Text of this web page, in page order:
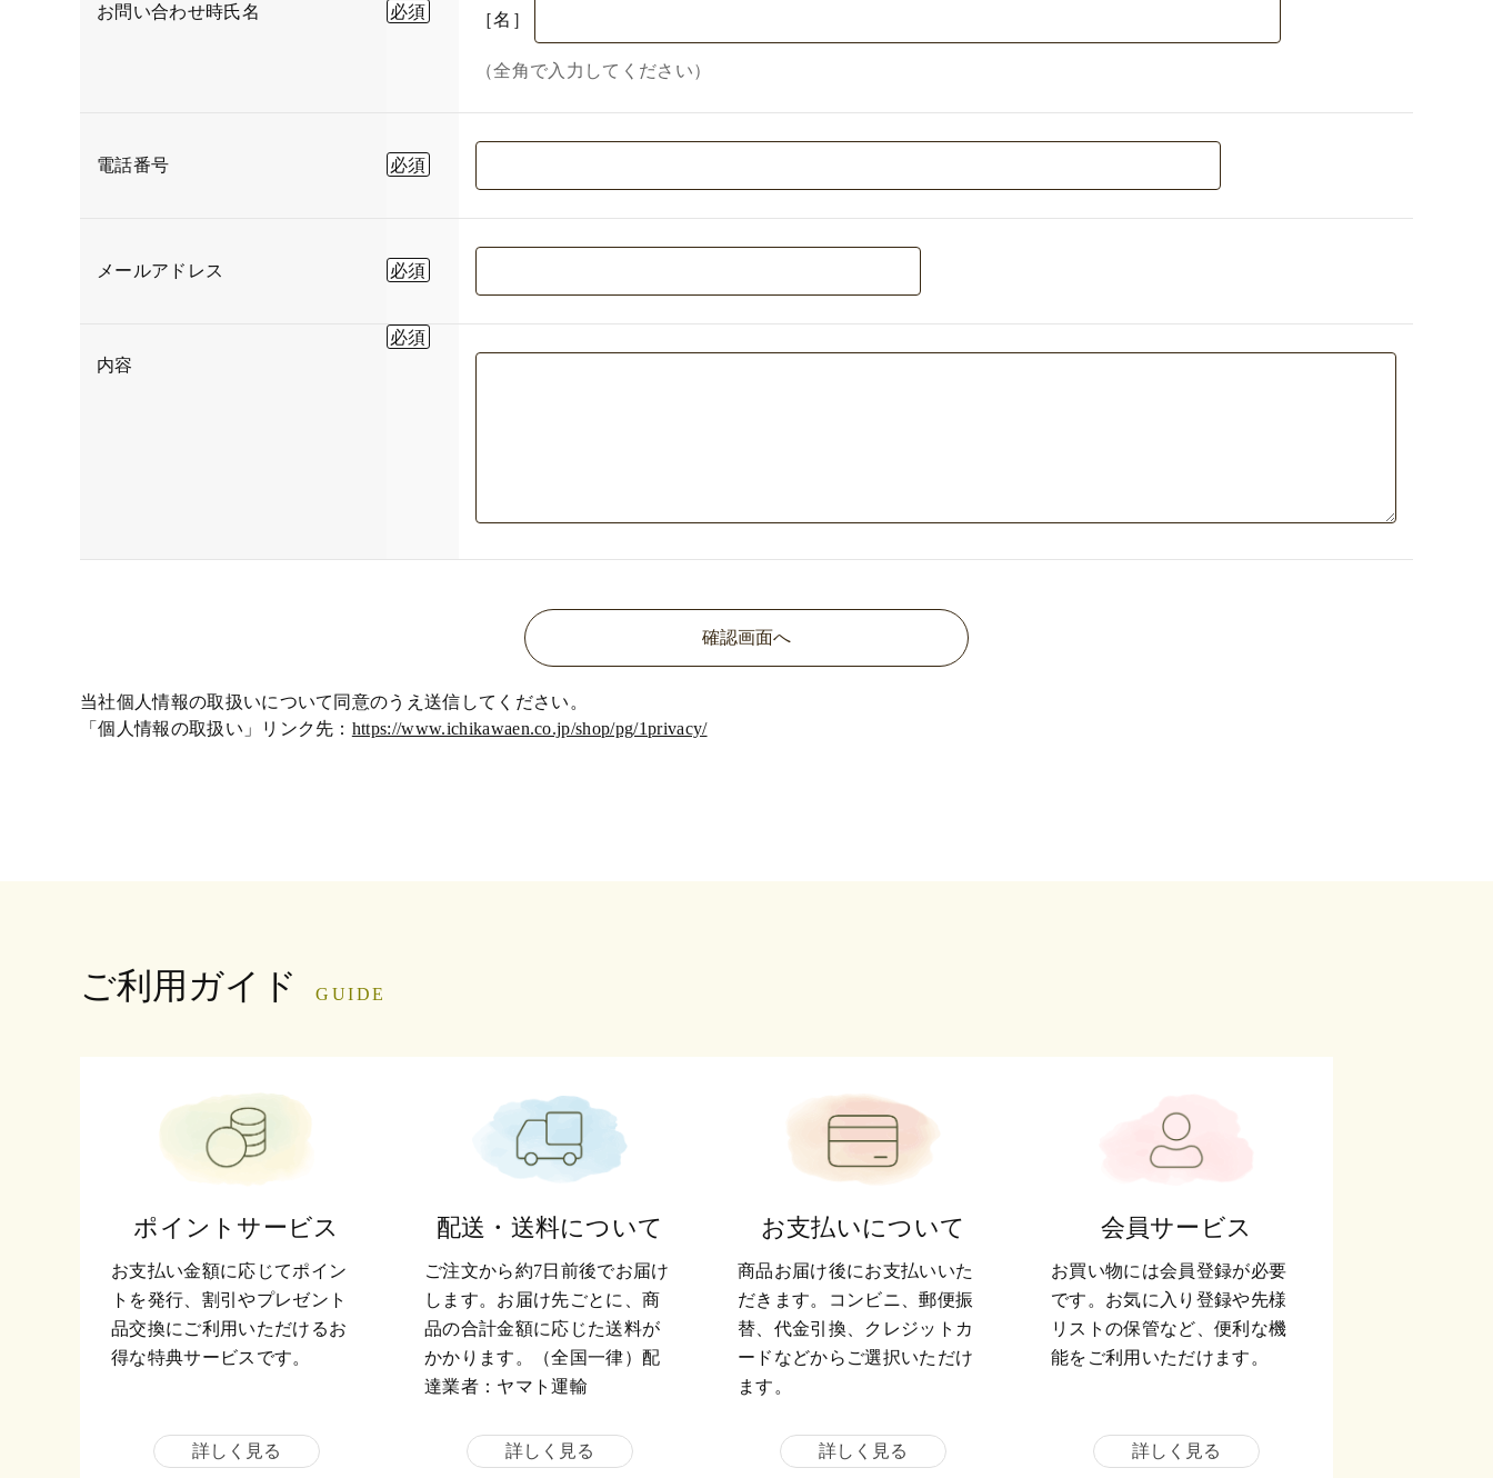
お問い合わせ時氏名 ［名］
（全角で入力してください）
電話番号
メールアドレス
内容
当社個人情報の取扱いについて同意のうえ送信してください。
「個人情報の取扱い」リンク先： https://www.ichikawaen.co.jp/shop/pg/1privacy/
ご利用ガイド GUIDE
ポイントサービス
お支払い金額に応じてポイン
トを発行、割引やプレゼント
品交換にご利用いただけるお
得な特典サービスです。
詳しく見る
配送・送料について
ご注文から約7日前後でお届け
します。お届け先ごとに、商
品の合計金額に応じた送料が
かかります。（全国一律）配
達業者：ヤマト運輸
詳しく見る
お支払いについて
商品お届け後にお支払いいた
だきます。コンビニ、郵便振
替、代金引換、クレジットカ
ードなどからご選択いただけ
ます。
詳しく見る
会員サービス
お買い物には会員登録が必要
です。お気に入り登録や先様
リストの保管など、便利な機
能をご利用いただけます。
詳しく見る